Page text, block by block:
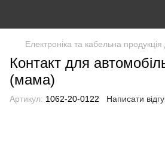
Електроніка та кабельна
Контакт для
(мама)
Артикул: 1062-20-0122 Написати